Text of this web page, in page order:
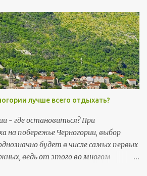
(Dan državnosti);
(сб) - Негошев день (Njegošev
культуры .
лучше всего отдыхать?
- где остановиться? При
на побережье Черногории, выбор
будет в числе самых первых
ведь от этого во многом